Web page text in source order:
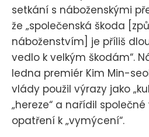
setkání s náboženskými
že „společenská škoda
náboženstvím] je příliš
vedlo k velkým škodám“.
ledna premiér Kim Min-
vlády použil výrazy jako
„hereze“ a nařídil
opatření k „vymýcení“.